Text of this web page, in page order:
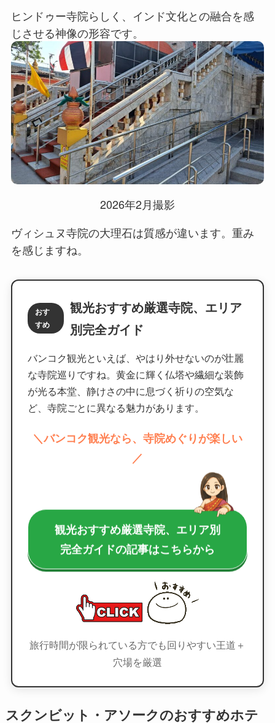
ヒンドゥー寺院らしく、インド文化との融合を感
じさせる神像の形容です。
2026年2月撮影
ヴィシュヌ寺院の大理石は質感が違います。重み
を感じますね。
おす
すめ
観光おすすめ厳選寺院、エリア
別完全ガイド
バンコク観光といえば、やはり外せないのが壮麗
な寺院巡りですね。黄金に輝く仏塔や繊細な装飾
が光る本堂、静けさの中に息づく祈りの空気な
ど、寺院ごとに異なる魅力があります。
＼バンコク観光なら、寺院めぐりが楽しい
／
観光おすすめ厳選寺院、エリア別
完全ガイドの記事はこちらから
旅行時間が限られている方でも回りやすい王道＋
穴場を厳選
スクンビット・アソークのおすすめホテ